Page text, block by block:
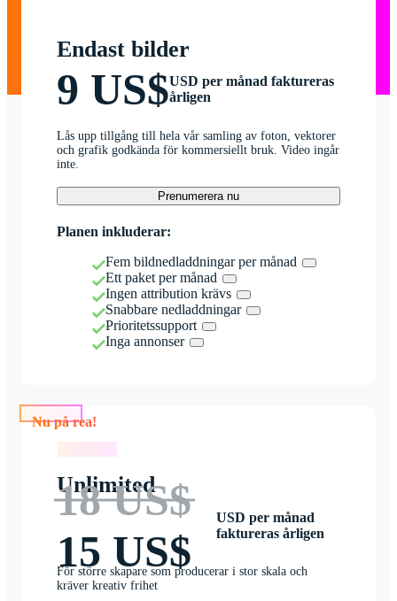
Endast bilder
9 US$USD per månad faktureras
årligen
Lås upp tillgång till hela vår samling av foton, vektorer
och grafik godkända för kommersiellt bruk. Video ingår
inte.
Prenumerera nu
Planen inkluderar:
Fem bildnedladdningar per månad
Ett paket per månad
Ingen attribution krävs
Snabbare nedladdningar
Prioritetssupport
Inga annonser
Nu på rea!
Unlimited
18 US$
15 US$
USD per månad
faktureras årligen
För större skapare som producerar i stor skala och
kräver kreativ frihet